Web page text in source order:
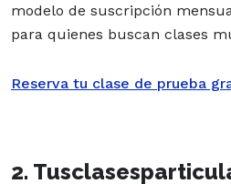
modelo de suscripción
para quienes buscan clases
Reserva tu clase de prueba
2.